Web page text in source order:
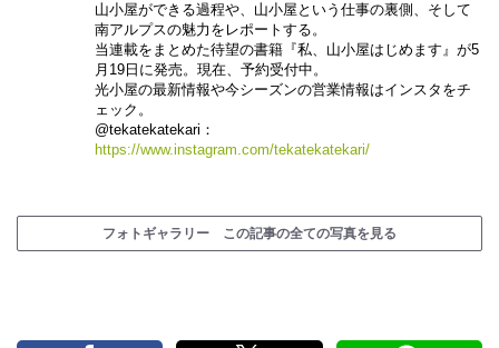
山小屋ができる過程や、山小屋という仕事の裏側、そして
南アルプスの魅力をレポートする。
当連載をまとめた待望の書籍『私、山小屋はじめます』が5
月19日に発売。現在、予約受付中。
光小屋の最新情報や今シーズンの営業情報はインスタをチ
ェック。
@tekatekatekari：
https://www.instagram.com/tekatekatekari/
フォトギャラリー この記事の全ての写真を見る